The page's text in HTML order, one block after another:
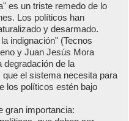
es un triste remedo de lo
Los políticos han
y desarmado.
indignación" (Tecnos
y Juan Jesús Mora
degradación de la
el sistema necesita para
los políticos estén bajo
gran importancia: